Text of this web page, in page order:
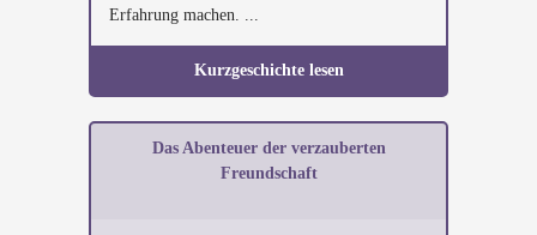
Erfahrung machen. ...
Kurzgeschichte lesen
Das Abenteuer der verzauberten
Freundschaft